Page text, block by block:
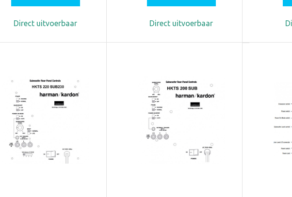
Direct uitvoerbaar Direct uitvoerbaar